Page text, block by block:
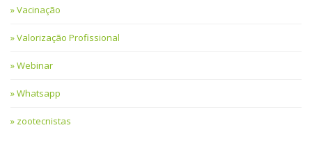
Vacinação
Valorização Profissional
Webinar
Whatsapp
zootecnistas